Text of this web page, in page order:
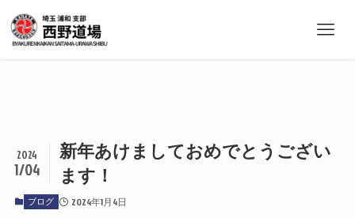
新年あけましておめでとうござい
ます！
2024
1/04
ブログ 2024年1月4日